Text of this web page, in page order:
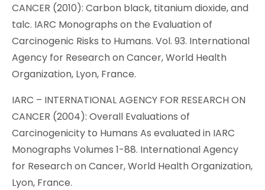
CANCER (2010): Carbon black, titanium dioxide, and
talc. IARC Monographs on the Evaluation of
Carcinogenic Risks to Humans. Vol. 93. International
Agency for Research on Cancer, World Health
Organization, Lyon, France.
IARC – INTERNATIONAL AGENCY FOR RESEARCH ON
CANCER (2004): Overall Evaluations of
Carcinogenicity to Humans As evaluated in IARC
Monographs Volumes 1-88. International Agency
for Research on Cancer, World Health Organization,
Lyon, France.